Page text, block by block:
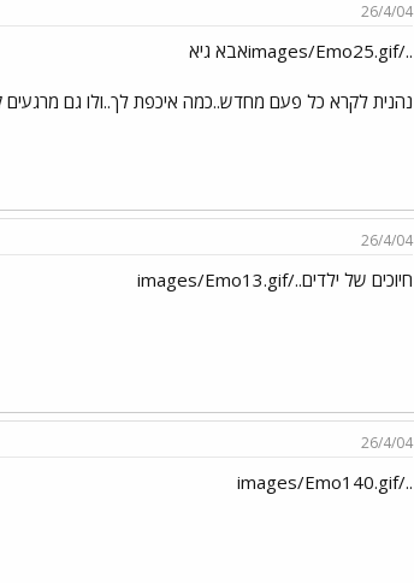
26/4/04
../images/Emo25.gifאבא גיא
נהנית לקרא כל פעם מחדש..כמה איכפת לך..ולו גם
26/4/04
חיוכים של ילדים../images/Emo13.gif
26/4/04
../images/Emo140.gif